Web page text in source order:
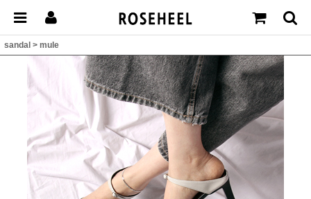
sandal > mule